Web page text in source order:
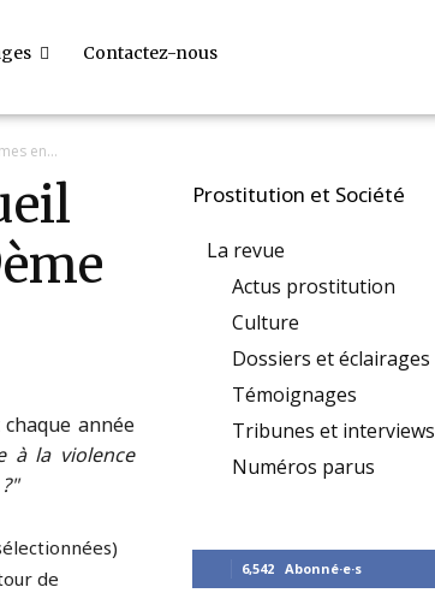
Contactez-nous
en...
année
à la violence
de
Prostitution et Société
La revue
Actus prostitution
Culture
Dossiers et éclairages
Témoignages
Tribunes et interviews
Numéros parus
6,542 Abonné·e·s